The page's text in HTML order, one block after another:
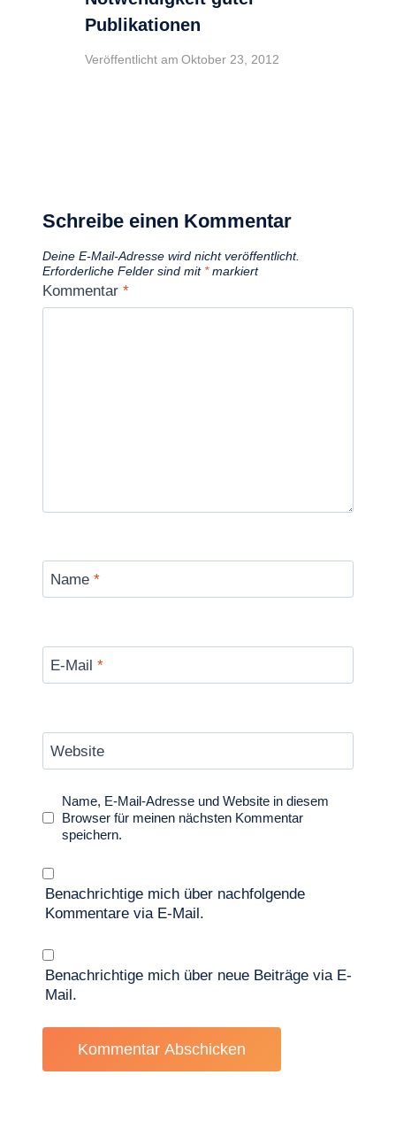
Publikationen
Veröffentlicht am Oktober 23, 2012
Schreibe einen Kommentar
Deine E-Mail-Adresse wird nicht veröffentlicht.
Erforderliche Felder sind mit *markiert
Kommentar *
Name *
E-Mail *
Website
Name, E-Mail-Adresse und Website in diesem
Browser für meinen nächsten Kommentar
speichern.
Benachrichtige mich über nachfolgende
Kommentare via E-Mail.
Benachrichtige mich über neue Beiträge via E-
Mail.